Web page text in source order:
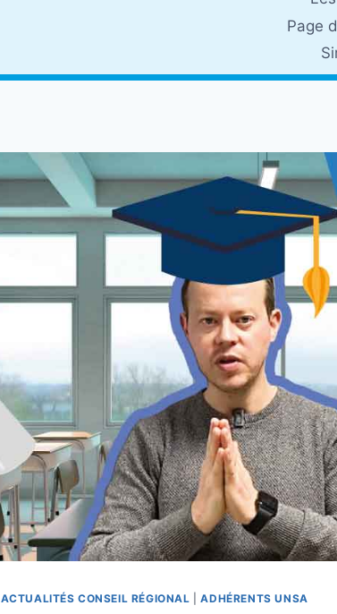
Page
ACTUALITÉS CONSEIL RÉGIONAL |ADHÉRENTS UNSA